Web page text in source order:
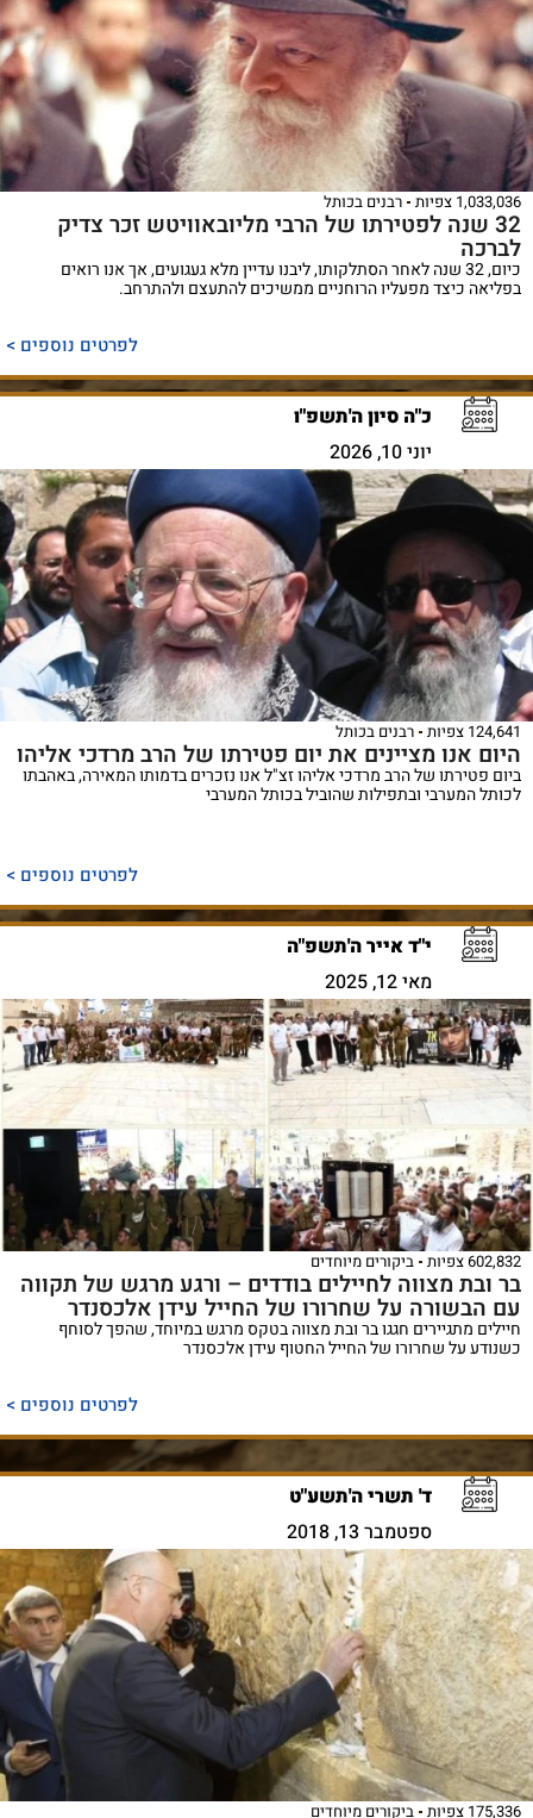
1,033,036 צפיות רבנים בכותל
32 שנה לפטירתו של הרבי מליובאוויטש זכר צדיק
לברכה
כיום, 32 שנה לאחר הסתלקותו, ליבנו עדיין מלא געגועים, אך אנו רואים
בפליאה כיצד מפעליו הרוחניים ממשיכים להתעצם ולהתרחב.
לפרטים נוספים >
כ"ה סיון ה'תשפ"ו
יוני 10, 2026
124,641 צפיות רבנים בכותל
היום אנו מציינים את יום פטירתו של הרב מרדכי אליהו
ביום פטירתו של הרב מרדכי אליהו זצ"ל אנו נזכרים בדמותו המאירה, באהבתו
לכותל המערבי ובתפילות שהוביל בכותל המערבי
לפרטים נוספים >
י"ד אייר ה'תשפ"ה
מאי 12, 2025
602,832 צפיות ביקורים מיוחדים
בר ובת מצווה לחיילים בודדים – ורגע מרגש של תקווה
עם הבשורה על שחרורו של החייל עידן אלכסנדר
חיילים מתגיירים חגגו בר ובת מצווה בטקס מרגש במיוחד, שהפך לסוחף
כשנודע על שחרורו של החייל החטוף עידן אלכסנדר
לפרטים נוספים >
ד' תשרי ה'תשע"ט
ספטמבר 13, 2018
175,336 צפיות ביקורים מיוחדים